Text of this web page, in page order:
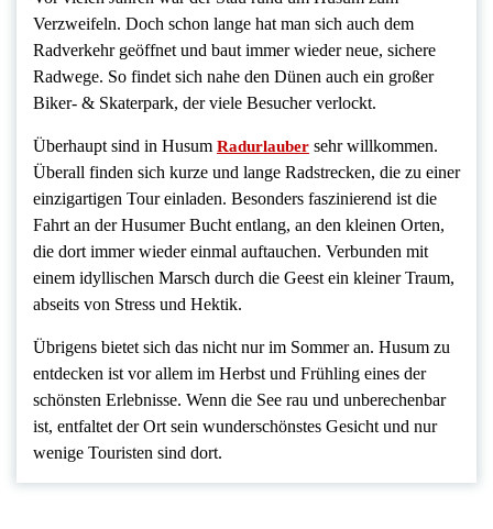
Verzweifeln. Doch schon lange hat man sich auch dem
Radverkehr geöffnet und baut immer wieder neue, sichere
Radwege. So findet sich nahe den Dünen auch ein großer
Biker- & Skaterpark, der viele Besucher verlockt.
Überhaupt sind in Husum Radurlauber sehr willkommen.
Überall finden sich kurze und lange Radstrecken, die zu einer
einzigartigen Tour einladen. Besonders faszinierend ist die
Fahrt an der Husumer Bucht entlang, an den kleinen Orten,
die dort immer wieder einmal auftauchen. Verbunden mit
einem idyllischen Marsch durch die Geest ein kleiner Traum,
abseits von Stress und Hektik.
Übrigens bietet sich das nicht nur im Sommer an. Husum zu
entdecken ist vor allem im Herbst und Frühling eines der
schönsten Erlebnisse. Wenn die See rau und unberechenbar
ist, entfaltet der Ort sein wunderschönstes Gesicht und nur
wenige Touristen sind dort.